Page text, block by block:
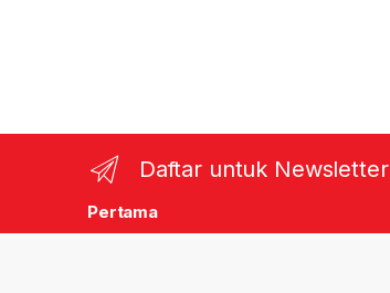
Daftar untuk Newsletter
Pertama